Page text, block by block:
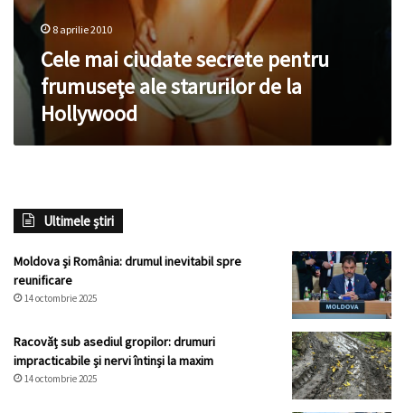
8 aprilie 2010
Cele mai ciudate secrete pentru
frumuseţe ale starurilor de la
Hollywood
Ultimele știri
Moldova și România: drumul inevitabil spre
reunificare
14 octombrie 2025
Racovăț sub asediul gropilor: drumuri
impracticabile și nervi întinși la maxim
14 octombrie 2025